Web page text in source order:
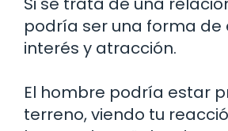
podría ser una forma de
interés y atracción.
El hombre podría estar
terreno, viendo tu